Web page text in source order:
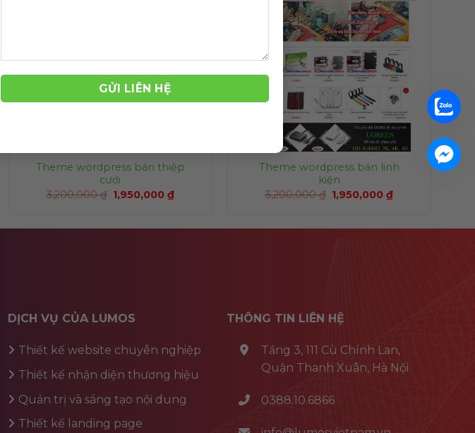
Theme wordpress bán thiệp
cưới
3,200,000₫ 1,950,000₫
Theme wordpress bán linh
kiện
3,200,000₫ 1,950,000₫
DỊCH VỤ CỦA LUMOS
Thiết kế website chuyên nghiệp
Thiết kế nhận diện thương hiệu
Quản trị và sáng tạo nội dung
Thiết kế landing page
THÔNG TIN LIÊN HỆ
Tầng 3, 111 Cù Chính Lan,
Quận Thanh Xuân, Hà Nội
0388.10.6866